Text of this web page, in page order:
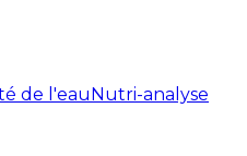
de l'eauNutri-analyse